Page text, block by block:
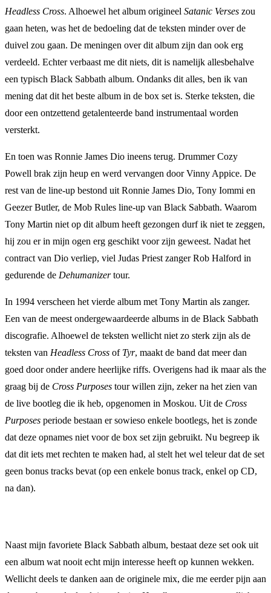
Headless Cross. Alhoewel het album origineel Satanic Verses zou
gaan heten, was het de bedoeling dat de teksten minder over de
duivel zou gaan. De meningen over dit album zijn dan ook erg
verdeeld. Echter verbaast me dit niets, dit is namelijk allesbehalve
een typisch Black Sabbath album. Ondanks dit alles, ben ik van
mening dat dit het beste album in de box set is. Sterke teksten, die
door een ontzettend getalenteerde band instrumentaal worden
versterkt.
En toen was Ronnie James Dio ineens terug. Drummer Cozy
Powell brak zijn heup en werd vervangen door Vinny Appice. De
rest van de line-up bestond uit Ronnie James Dio, Tony Iommi en
Geezer Butler, de Mob Rules line-up van Black Sabbath. Waarom
Tony Martin niet op dit album heeft gezongen durf ik niet te zeggen,
hij zou er in mijn ogen erg geschikt voor zijn geweest. Nadat het
contract van Dio verliep, viel Judas Priest zanger Rob Halford in
gedurende de Dehumanizertour.
In 1994 verscheen het vierde album met Tony Martin als zanger.
Een van de meest ondergewaardeerde albums in de Black Sabbath
discografie. Alhoewel de teksten wellicht niet zo sterk zijn als de
teksten van Headless Cross of Tyr, maakt de band dat meer dan
goed door onder andere heerlijke riffs. Overigens had ik maar als the
graag bij de Cross Purposes tour willen zijn, zeker na het zien van
de live bootleg die ik heb, opgenomen in Moskou. Uit de Cross
Purposes periode bestaan er sowieso enkele bootlegs, het is zonde
dat deze opnames niet voor de box set zijn gebruikt. Nu begreep ik
dat dit iets met rechten te maken had, al stelt het wel teleur dat de set
geen bonus tracks bevat (op een enkele bonus track, enkel op CD,
na dan).
Naast mijn favoriete Black Sabbath album, bestaat deze set ook uit
een album wat nooit echt mijn interesse heeft op kunnen wekken.
Wellicht deels te danken aan de originele mix, die me eerder pijn aan